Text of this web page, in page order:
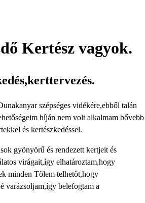
Kertész vagyok.
szépséges vidékére,ebből talán
híján nem volt alkalmam bővebb
és kertészkedéssel.
gyönyörű és rendezett kertjeit és
virágait,így elhatároztam,hogy
minden Tőlem telhetőt,hogy
varázsoljam,így belefogtam a